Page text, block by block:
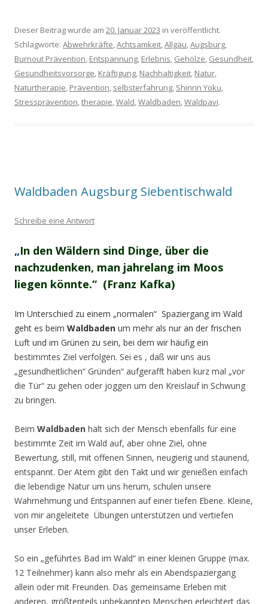
Dieser Beitrag wurde am 20. Januar 2023 in veröffentlicht.
Schlagworte: Abwehrkräfte,Achtsamkeit,Allgäu,Augsburg,
Burnout Prävention, Entspannung, Erlebnis, Gehölze, Gesundheit,
Gesundheitsvorsorge, Kräftigung, Nachhaltigkeit, Natur,
Naturtherapie, Prävention, selbsterfahrung, Shinrin Yoku,
Stressprävention,therapie,Wald,Waldbaden,Waldpavi.
Waldbaden Augsburg Siebentischwald
Schreibe eine Antwort
„In den Wäldern sind Dinge, über die
nachzudenken, man jahrelang im Moos
liegen könnte.“ (Franz Kafka)
Im Unterschied zu einem „normalen“ Spaziergang im Wald
geht es beim Waldbaden um mehr als nur an der frischen
Luft und im Grünen zu sein, bei dem wir häufig ein
bestimmtes Ziel verfolgen. Sei es , daß wir uns aus
„gesundheitlichen“ Gründen“ aufgerafft haben kurz mal „vor
die Tür“ zu gehen oder joggen um den Kreislauf in Schwung
zu bringen.
Beim Waldbaden hält sich der Mensch ebenfalls für eine
bestimmte Zeit im Wald auf, aber ohne Ziel, ohne
Bewertung, still, mit offenen Sinnen, neugierig und staunend,
entspannt. Der Atem gibt den Takt und wir genießen einfach
die lebendige Natur um uns herum, schulen unsere
Wahrnehmung und Entspannen auf einer tiefen Ebene. Kleine,
von mir angeleitete Übungen unterstützen und vertiefen
unser Erleben.
So ein „geführtes Bad im Wald“ in einer kleinen Gruppe (max.
12 Teilnehmer) kann also mehr als ein Abendspaziergang
allein oder mit Freunden. Das gemeinsame Erleben mit
anderen, größtenteils unbekannten Menschen erleichtert das